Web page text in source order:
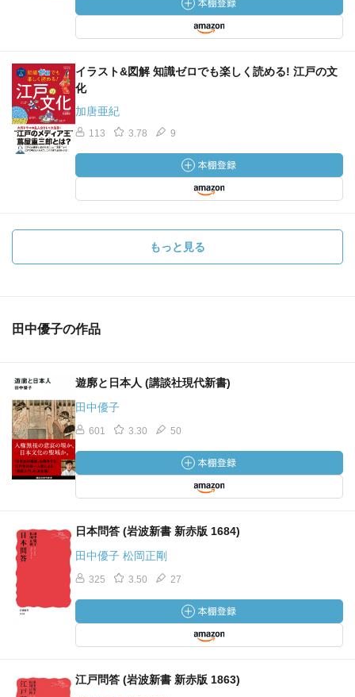
イラスト&図解 知識ゼロでも楽しく読める! 江戸の文
化
加唐亜紀
113 3.78 9
もっと見る
田中優子の作品
遊廓と日本人 (講談社現代新書)
田中優子
601 3.30 50
日本問答 (岩波新書 新赤版 1684)
田中優子 松岡正剛
325 3.50 27
江戸問答 (岩波新書 新赤版 1863)